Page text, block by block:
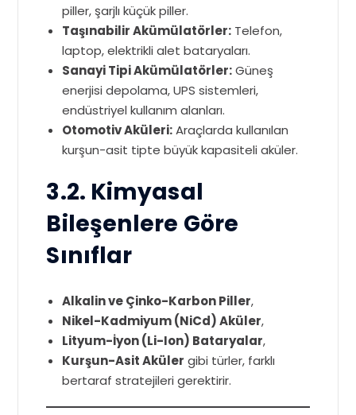
piller, şarjlı küçük piller.
Taşınabilir Akümülatörler: Telefon,
laptop, elektrikli alet bataryaları.
Sanayi Tipi Akümülatörler:Güneş
enerjisi depolama, UPS sistemleri,
endüstriyel kullanım alanları.
Otomotiv Aküleri:Araçlarda kullanılan
kurşun-asit tipte büyük kapasiteli aküler.
3.2. Kimyasal
Bileşenlere Göre
Sınıflar
Alkalin ve Çinko-Karbon Piller,
Nikel-Kadmiyum (NiCd) Aküler,
Lityum-İyon (Li-Ion) Bataryalar,
Kurşun-Asit Aküler gibi türler, farklı
bertaraf stratejileri gerektirir.